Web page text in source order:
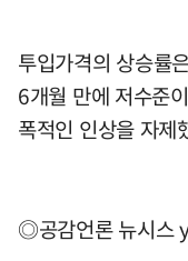
투입가격의 상승률
6개월 만에 저수준
폭적인 인상을 자제
◎공감언론 뉴시스